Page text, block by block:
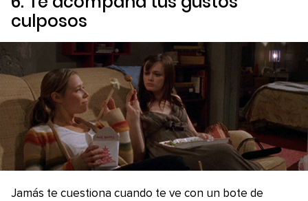
culposos
Jamás te cuestiona cuando te ve con un bote de